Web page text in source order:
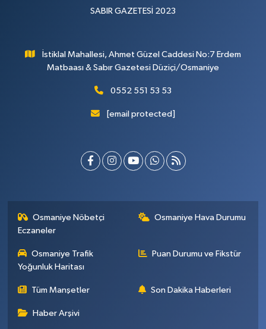
SABIR GAZETESİ 2023
İstiklal Mahallesi, Ahmet Güzel Caddesi No:7 Erdem
Matbaası & Sabır Gazetesi Düziçi/Osmaniye
0552 551 53 53
[email protected]
Osmaniye Nöbetçi
Eczaneler
Osmaniye Hava Durumu
Osmaniye Trafik
Yoğunluk Haritası
Puan Durumu ve Fikstür
Tüm Manşetler Son Dakika Haberleri
Haber Arşivi